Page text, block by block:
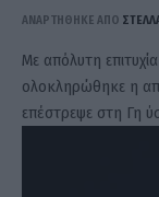
ΑΝΑΡΤΗΘΗΚΕ ΑΠΟ
Με απόλυτη
ολοκληρώθηκε η
επέστρεψε στη Γη